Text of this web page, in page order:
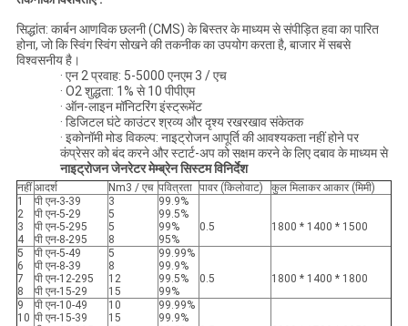
सिद्धांत: कार्बन आणविक छलनी (CMS) के बिस्तर के माध्यम से संपीड़ित हवा का पारित
होना, जो कि स्विंग स्विंग सोखने की तकनीक का उपयोग करता है, बाजार में सबसे
विश्वसनीय है।
· एन 2 प्रवाह: 5-5000 एनएम 3 / एच
· O2 शुद्धता: 1% से 10 पीपीएम
· ऑन-लाइन मॉनिटरिंग इंस्ट्रूमेंट
· डिजिटल घंटे काउंटर श्रव्य और दृश्य रखरखाव संकेतक
· इकोनॉमी मोड विकल्प: नाइट्रोजन आपूर्ति की आवश्यकता नहीं होने पर
कंप्रेसर को बंद करने और स्टार्ट-अप को सक्षम करने के लिए दबाव के माध्यम से
नाइट्रोजन जेनरेटर मेम्ब्रेन सिस्टम विनिर्देश
नहीं आदर्श Nm3 / एच पवित्रता पावर (किलोवाट)
कुल मिलाकर आकार (मिमी)
1
2
3
4
पी एन-3-39
पी एन-5-29
पी एन-5-295
पी एन-8-295
3
5
5
8
99.9%
99.5%
99%
95%
0.5 1800 * 1400 * 1500
5
6
7
8
पी एन-5-49
पी एन-8-39
पी एन-12-295
पी एन-15-29
5
8
12
15
99.99%
99.9%
99.5%
99%
0.5 1800 * 1400 * 1800
9
10
पी एन-10-49
पी एन-15-39
10
15
99.99%
99.9%